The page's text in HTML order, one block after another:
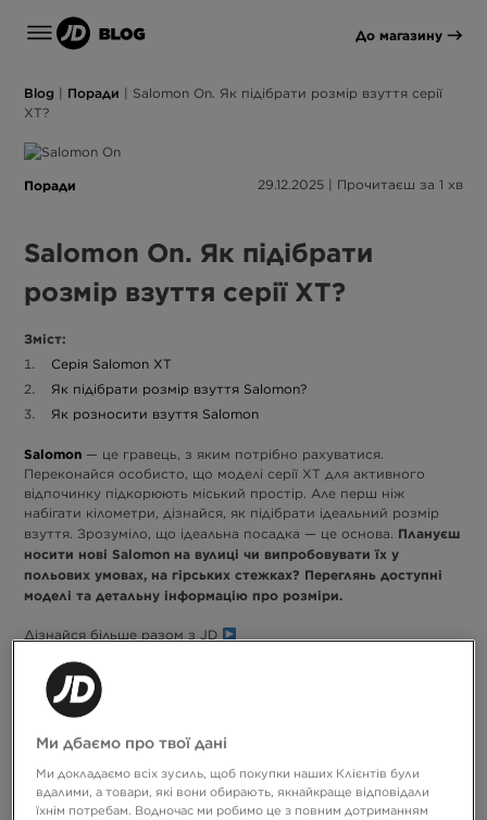
До магазину
Blog | Поради | Salomon On. Як підібрати розмір взуття серії
XT?
Поради 29.12.2025 | Прочитаєш за 1 хв
Salomon On. Як підібрати
розмір взуття серії XT?
Зміст:
Серія Salomon XT
Як підібрати розмір взуття Salomon?
Як розносити взуття Salomon
Salomon — це гравець, з яким потрібно рахуватися.
Переконайся особисто, що моделі серії XT для активного
відпочинку підкорюють міський простір. Але перш ніж
набігати кілометри, дізнайся, як підібрати ідеальний розмір
взуття. Зрозуміло, що ідеальна посадка — це основа. Плануєш
носити нові Salomon на вулиці чи випробовувати їх у
польових умовах, на гірських стежках? Переглянь доступні
моделі та детальну інформацію про розміри.
Дізнайся більше разом з JD
Серія Salomon XT
Аутдор у центрі уваги любителів стритверу? Так.
цінують шанувальники трекінгу та активного відпочинку,
навіть у складних умовах.
роки домінує також у міському просторі – і якщо ти це
читаєш, можливо, вона є і у твоєму гардеробі.
Ми дбаємо про твої дані
Ми докладаємо всіх зусиль, щоб покупки наших Клієнтів були
вдалими, а товари, які вони обирають, якнайкраще відповідали
їхнім потребам. Водночас ми робимо це з повним дотриманням